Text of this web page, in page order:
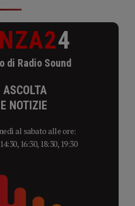
4
di Radio Sound
NOTIZIE
al sabato alle ore:
16:30, 18:30, 19:30